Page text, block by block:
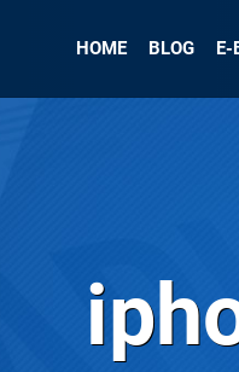
HOME BLOG E-